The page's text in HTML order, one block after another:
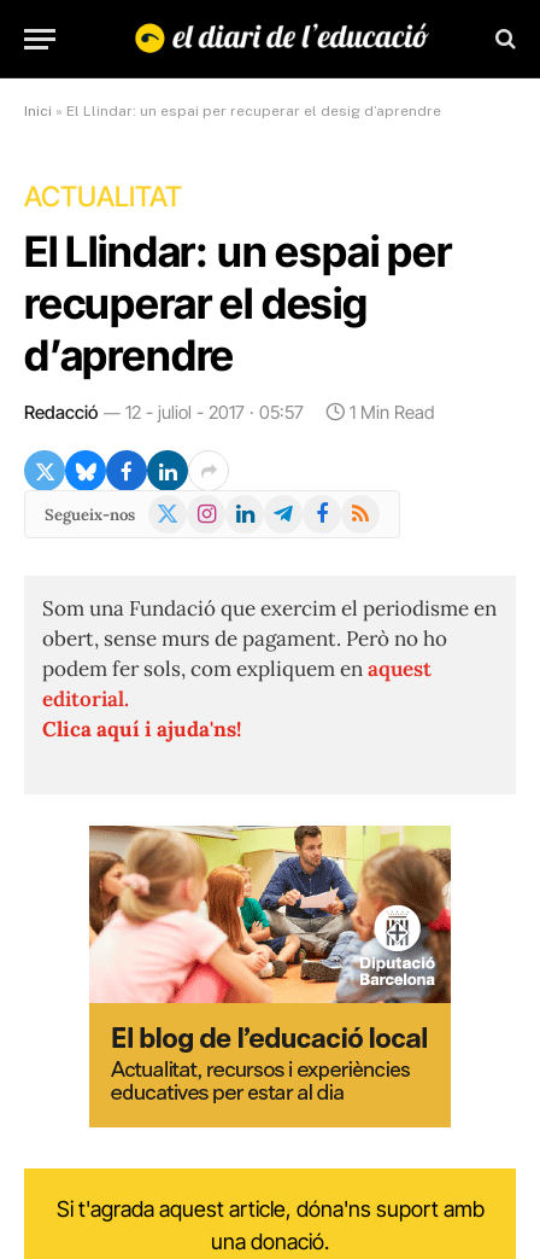
Inici » El Llindar: un espai per recuperar el desig d’aprendre
ACTUALITAT
El Llindar: un espai per
recuperar el desig
d’aprendre
Redacció 12 - juliol - 2017 · 05:57 1 Min Read
Segueix-nos
X
Instagram
LinkedInTelegramFacebook
RSS
Som una Fundació que exercim el periodisme en
obert, sense murs de pagament. Però no ho
podem fer sols, com expliquem enaquest
editorial.
Clica aquí i ajuda'ns!
Si t'agrada aquest article, dóna'ns suport amb
una donació.